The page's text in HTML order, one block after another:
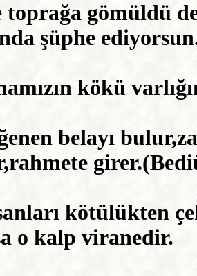
gömüldü
şüphe
kökü
belayı
kötülükten
o kalp viranedir.